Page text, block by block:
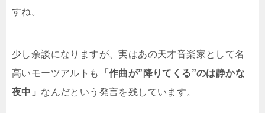
すね。
少し余談になりますが、実はあの天才音楽家として名
高いモーツアルトも
「作曲が”降りてくる”のは静かな
夜中」 なんだという発言を残しています。